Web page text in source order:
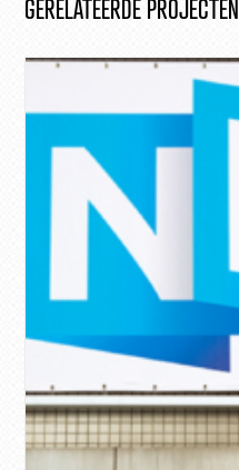
GERELATEERDE PROJECTEN